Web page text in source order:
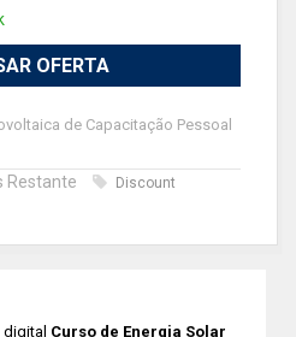
OFERTA
de Capacitação Pessoal
Restante Discount
Curso de Energia Solar